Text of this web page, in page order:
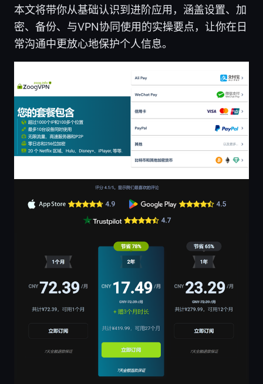
本文将带你从基础认识到进阶应用，涵盖设置、加
密、备份、与VPN协同使用的实操要点，让你在日
常沟通中更放心地保护个人信息。